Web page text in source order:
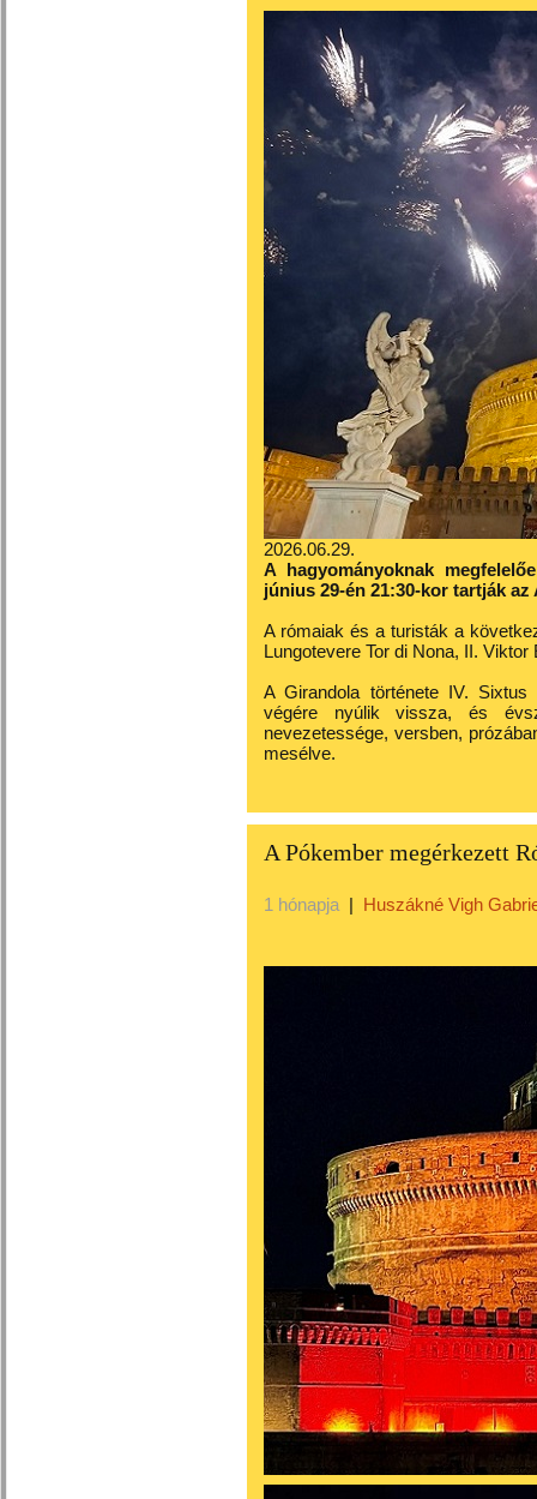
2026.06.29.
A hagyományoknak megfelelő
június 29-én 21:30-kor tartják az
A rómaiak és a turisták a kö
Lungotevere Tor di Nona, II.
A Girandola története IV.
végére nyúlik vissza, és
nevezetessége, versben,
mesélve.
A Pókember megérkezett
1 hónapja | Huszákné Vigh